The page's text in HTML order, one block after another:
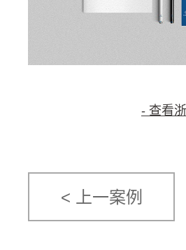
- 查看
< 上一案例